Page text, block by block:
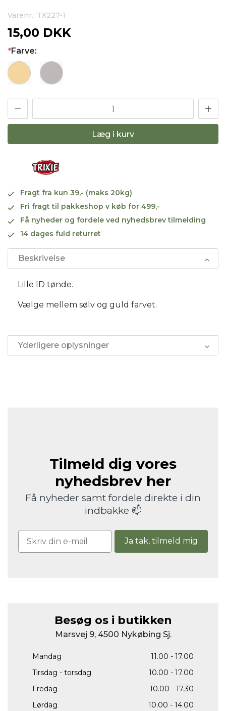
Varenr.: TX227-1
15,00 DKK
*Farve:
Læg i kurv
Fragt fra kun 39,- (maks 20kg)
Fri fragt til pakkeshop v køb for 499,-
Få nyheder og fordele ved nyhedsbrev tilmelding
14 dages fuld returret
Beskrivelse
Lille ID tønde.
Vælge mellem sølv og guld farvet.
Yderligere oplysninger
Tilmeld dig vores
nyhedsbrev her
Få nyheder samt fordele direkte i din
indbakke 📫
Ja tak, tilmeld mig
Besøg os i butikken
Marsvej 9, 4500 Nykøbing Sj.
Mandag
11.00 - 17.00
Tirsdag - torsdag
10.00 - 17.00
Fredag
10.00 - 17.30
Lørdag
10.00 - 14.00